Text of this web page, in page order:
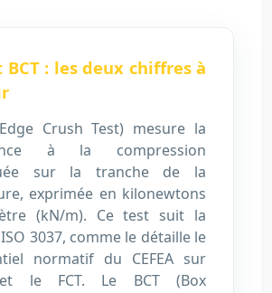
BCT : les deux chiffres à
(Edge Crush Test) mesure la
à la compression
sur la tranche de la
exprimée en kilonewtons
(kN/m). Ce test suit la
3037, comme le détaille le
normatif du CEFEA sur
et le FCT. Le BCT (Box